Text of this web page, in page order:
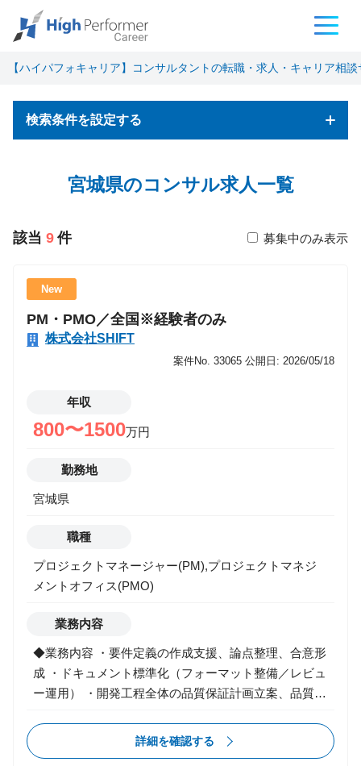
【ハイパフォキャリア】コンサルタントの転職・求人・キャリア相談
宮城県のコンサル求人一覧
該当 9 件 募集中のみ表示
New
PM・PMO／全国※経験者のみ
株式会社SHIFT
案件No. 33065 公開日: 2026/05/18
年収
800〜1500万円
勤務地
宮城県
職種
プロジェクトマネージャー(PM),プロジェクトマネジ
メントオフィス(PMO)
業務内容
◆業務内容 ・要件定義の作成支援、論点整理、合意形
成 ・ドキュメント標準化（フォーマット整備／レビュ
ー運用） ・開発工程全体の品質保証計画立案、品質基
ル）策定 ・プロジェクト運営（進捗／課題／リスク管
理／チームマネジメント） ・品質／ユーザビリティ向
詳細を確認する
検索条件を設定する
基本条件
職種
コンサルタント
運用/資金管理->アナリスト/エコノミスト/ストラテジ
運用/資金管理->バック/ミドル
運用/資金管理->運用/資金管理
事業推進
マーケティング
その他
希望年収